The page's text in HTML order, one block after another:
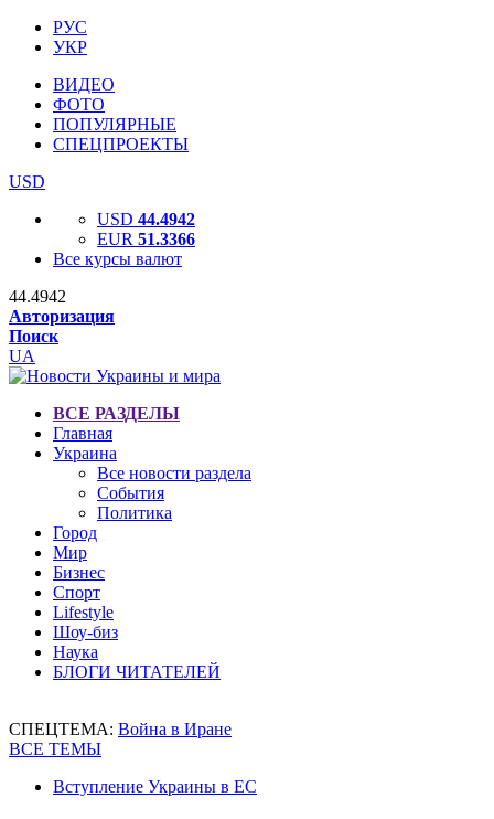
РУС
УКР
ВИДЕО
ФОТО
ПОПУЛЯРНЫЕ
СПЕЦПРОЕКТЫ
USD
USD 44.4942
EUR 51.3366
Все курсы валют
44.4942
Авторизация
Поиск
UA
ВСЕ РАЗДЕЛЫ
Главная
Украина
Все новости раздела
События
Политика
Город
Мир
Бизнес
Спорт
Lifestyle
Шоу-биз
Наука
БЛОГИ ЧИТАТЕЛЕЙ
СПЕЦТЕМА: Война в Иране
ВСЕ ТЕМЫ
Вступление Украины в ЕС